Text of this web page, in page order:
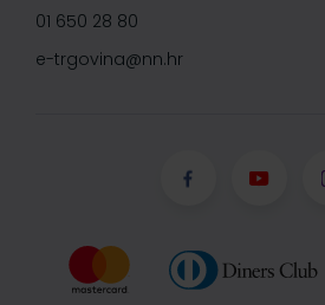
01 650 28 80
e-trgovina@nn.hr